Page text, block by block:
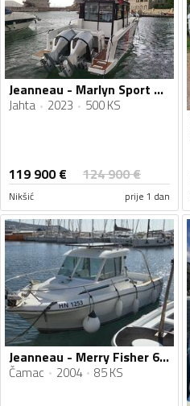
Jeanneau - Marlyn Sport 895
Jahta 2023 500 KS
119 900€ 124 900€
Nikšić prije 1 dan
Jeanneau - Merry Fisher 635
Čamac 2004 85 KS